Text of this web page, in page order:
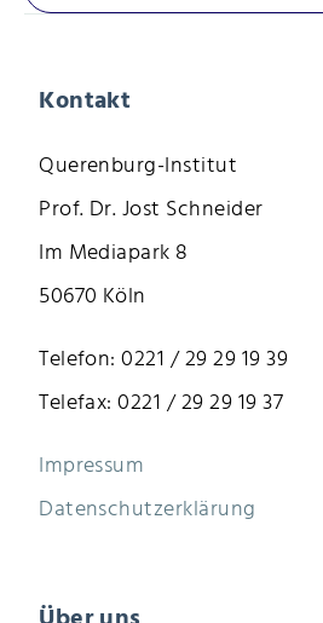
Kontakt
Querenburg-Institut
Prof. Dr. Jost Schneider
Im Mediapark 8
50670 Köln
Telefon: 0221 / 29 29 19 39
Telefax: 0221 / 29 29 19 37
Impressum
Datenschutzerklärung